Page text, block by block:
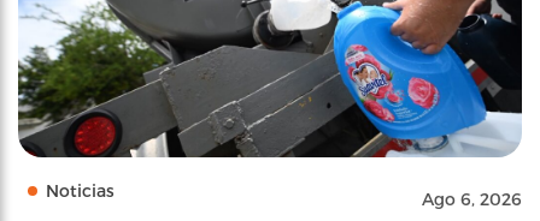
Noticias Ago 6, 2026